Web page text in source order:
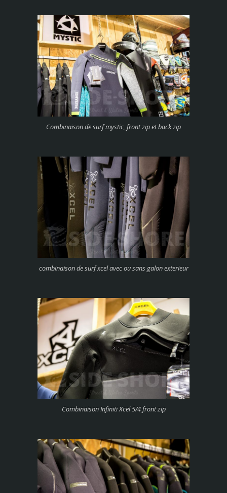
Combinaison de surf mystic, front zip et back zip
combinaison de surf xcel avec ou sans galon exterieur
Combinaison Infiniti Xcel 5/4 front zip